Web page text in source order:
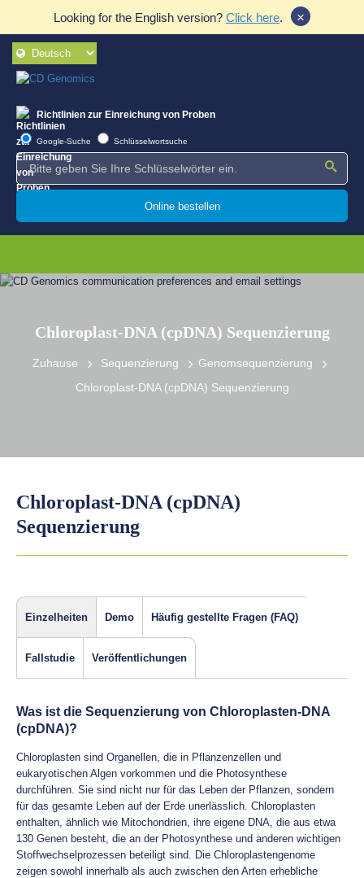
Looking for the English version? Click here. ×
Richtlinien zur Einreichung von Proben
Google-Suche Schlüsselwortsuche
Online bestellen
Chloroplast-DNA (cpDNA) Sequenzierung
Zuhause Sequenzierung
Genomsequenzierung
Chloroplast-DNA (cpDNA) Sequenzierung
Chloroplast-DNA (cpDNA)
Sequenzierung
Einzelheiten Demo Häufig gestellte Fragen (FAQ)
Fallstudie Veröffentlichungen
Was ist die Sequenzierung von Chloroplasten-DNA
(cpDNA)?
Chloroplasten sind Organellen, die in Pflanzenzellen und
eukaryotischen Algen vorkommen und die Photosynthese
durchführen. Sie sind nicht nur für das Leben der Pflanzen, sondern
für das gesamte Leben auf der Erde unerlässlich. Chloroplasten
enthalten, ähnlich wie Mitochondrien, ihre eigene DNA, die aus etwa
130 Genen besteht, die an der Photosynthese und anderen wichtigen
Stoffwechselprozessen beteiligt sind. Die Chloroplastengenome
zeigen sowohl innerhalb als auch zwischen den Arten erhebliche